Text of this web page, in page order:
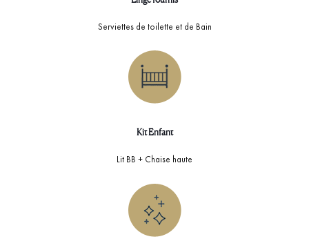
Serviettes de toilette et de Bain
Kit Enfant
Lit BB + Chaise haute